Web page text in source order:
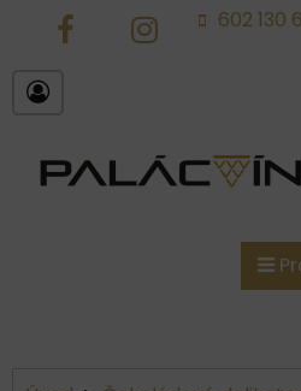
IG
602 130